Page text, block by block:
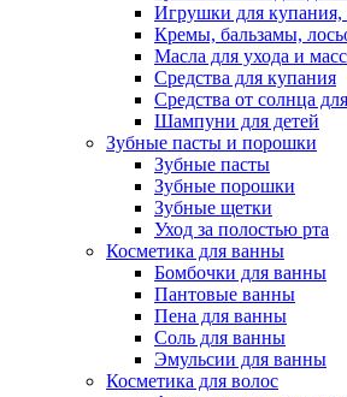
Игрушки для купания,
Кремы, бальзамы,
Масла для ухода и
Средства для купания
Средства от солнца
Шампуни для детей
Зубные пасты и порошки
Зубные пасты
Зубные порошки
Зубные щетки
Уход за полостью рта
Косметика для ванны
Бомбочки для ванны
Пантовые ванны
Пена для ванны
Соль для ванны
Эмульсии для ванны
Косметика для волос